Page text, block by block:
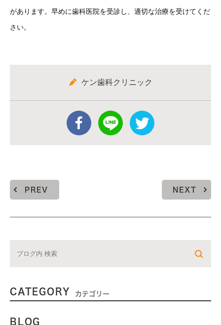
があります。早めに歯科医院を受診し、適切な治療を受けてくだ
さい。
ケン歯科クリニック
PREV NEXT
CATEGORY カテゴリー
BLOG